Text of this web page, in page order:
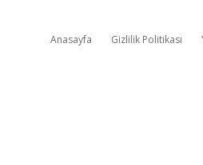
Anasayfa Gizlilik Politikası